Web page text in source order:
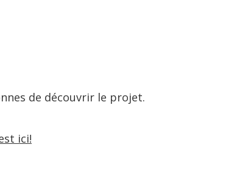
de découvrir le projet.
ici!